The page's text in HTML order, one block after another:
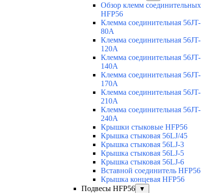
Обзор клемм соединительных
HFP56
Клемма соединительная 56JT-
80A
Клемма соединительная 56JT-
120A
Клемма соединительная 56JT-
140A
Клемма соединительная 56JT-
170A
Клемма соединительная 56JT-
210A
Клемма соединительная 56JT-
240A
Крышки стыковые HFP56
Крышка стыковая 56LJ/45
Крышка стыковая 56LJ-3
Крышка стыковая 56LJ-5
Крышка стыковая 56LJ-6
Вставной соединитель HFP56
Крышка концевая HFP56
Подвесы HFP56
▼